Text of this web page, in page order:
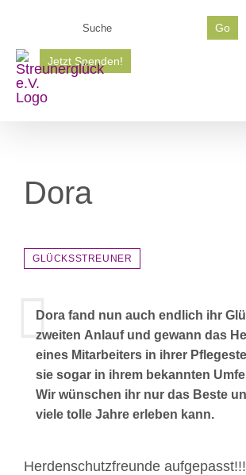
springen
Go
Jetzt Spenden!
Dora
GLÜCKSSTREUNER
Dora fand nun auch endlich ihr
zweiten Anlauf und gewann das
eines Mitarbeiters in ihrer
sie sogar in ihrem bekannten
Wir wünschen ihr nur das Beste
viele tolle Jahre erleben kann.
Herdenschutzfreunde